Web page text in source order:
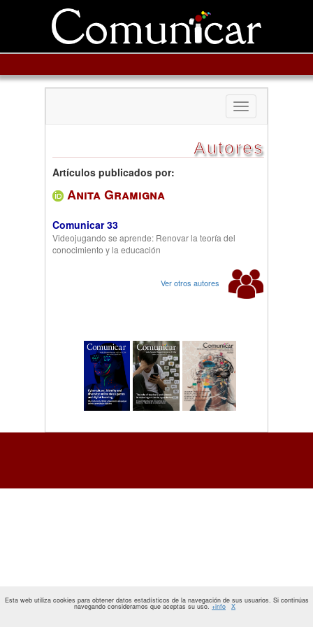
Toggle
navigation
Autores
Artículos publicados por:
Anita Gramigna
Comunicar 33
Videojugando se aprende: Renovar la teoría del
conocimiento y la educación
Ver otros autores
Esta web utiliza cookies para obtener datos estadísticos de la navegación de sus usuarios. Si continúas
navegando consideramos que aceptas su uso. +info X